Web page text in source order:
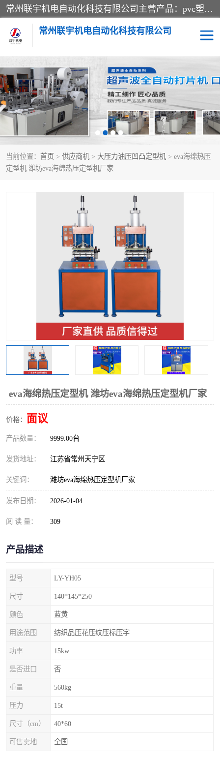
常州联宇机电自动化科技有限公司主营产品：pvc塑料焊机、高频热合机、软膜天花压边机、服装布料凹凸压花机、布料3d压印设备、服装植胶设备、超声波布料花边机、无纺布热合机、全自动压花机。
常州联宇机电自动化科技有限公司
当前位置： 首页 > 供应商机 > 大压力油压凹凸定型机 > eva海绵热压
定型机 潍坊eva海绵热压定型机厂家
eva海绵热压定型机 潍坊eva海绵热压定型机厂家
价格： 面议
产品数量： 9999.00台
发货地址： 江苏省常州天宁区
关键词： 潍坊eva海绵热压定型机厂家
发布日期： 2026-01-04
阅 读 量： 309
产品描述
型号 LY-YH05
尺寸 140*145*250
颜色 蓝黄
用途范围 纺织品压花压纹压标压字
功率 15kw
是否进口 否
重量 560kg
压力 15t
尺寸（cm） 40*60
可售卖地 全国
压花定型机以及压花模具 超声波热合机
高频热合机 超声波花边机
超声波复合压花机 凹凸压花机压标机
3040凹凸压花机 双头服装凹凸压花机
自动超声波打片成型机
泡壳包装封口机 海绵产品成型机